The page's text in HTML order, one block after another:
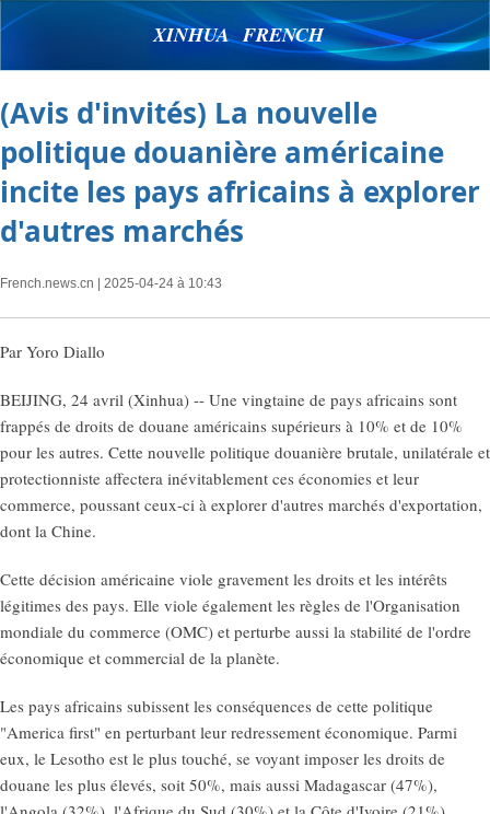
XINHUA FRENCH
(Avis d'invités) La nouvelle
politique douanière américaine
incite les pays africains à explorer
d'autres marchés
French.news.cn | 2025-04-24 à 10:43
Par Yoro Diallo
BEIJING, 24 avril (Xinhua) -- Une vingtaine de pays africains sont
frappés de droits de douane américains supérieurs à 10% et de 10%
pour les autres. Cette nouvelle politique douanière brutale, unilatérale et
protectionniste affectera inévitablement ces économies et leur
commerce, poussant ceux-ci à explorer d'autres marchés d'exportation,
dont la Chine.
Cette décision américaine viole gravement les droits et les intérêts
légitimes des pays. Elle viole également les règles de l'Organisation
mondiale du commerce (OMC) et perturbe aussi la stabilité de l'ordre
économique et commercial de la planète.
Les pays africains subissent les conséquences de cette politique
"America first" en perturbant leur redressement économique. Parmi
eux, le Lesotho est le plus touché, se voyant imposer les droits de
douane les plus élevés, soit 50%, mais aussi Madagascar (47%),